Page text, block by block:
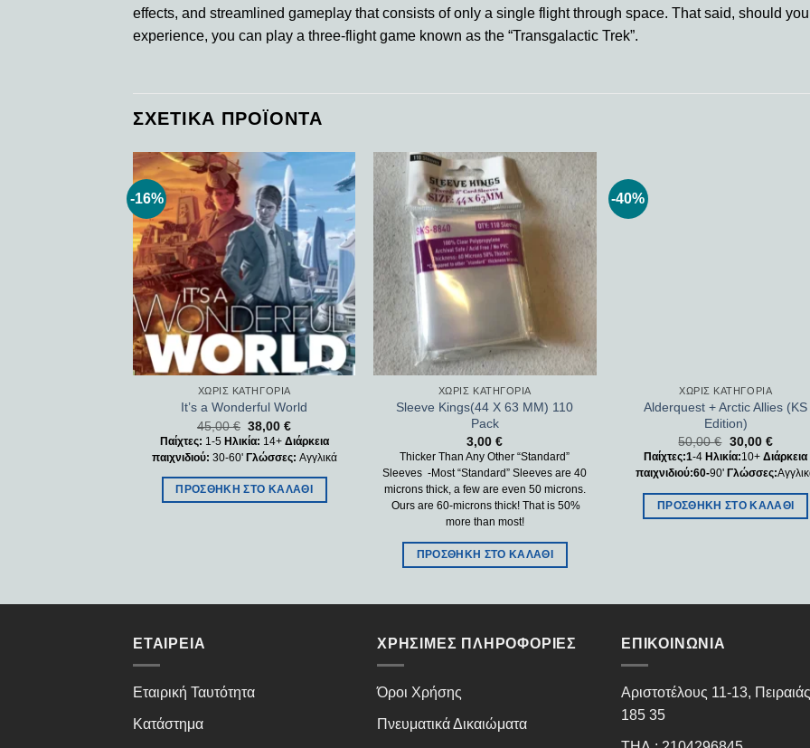
effects, and streamlined gameplay that consists of only a single flight through space. That said, should
experience, you can play a three-flight game known as the “Transgalactic Trek”.
ΣΧΕΤΙΚΆ ΠΡΟΪΌΝΤΑ
-16%
Add to
wishlist
ΧΩΡΊΣ ΚΑΤΗΓΟΡΊΑ
It’s a Wonderful World
45,00€ 38,00€
Παίχτες: 1-5 Ηλικία: 14+ Διάρκεια
παιχνιδιού: 30-60' Γλώσσες: Αγγλικά
ΠΡΟΣΘΉΚΗ ΣΤΟ ΚΑΛΆΘΙ
Add to
wishlist
ΧΩΡΊΣ ΚΑΤΗΓΟΡΊΑ
Sleeve Kings(44 X 63 MM) 110
Pack
3,00€
Thicker Than Any Other “Standard”
Sleeves -Most “Standard” Sleeves are 40
microns thick, a few are even 50 microns.
Ours are 60-microns thick! That is 50%
more than most!
ΠΡΟΣΘΉΚΗ ΣΤΟ ΚΑΛΆΘΙ
-40%
ΧΩΡΊΣ ΚΑΤΗΓΟΡΊΑ
Alderquest + Arctic Allies (KS
Edition)
50,00€ 30,00 €
Παίχτες:1-4 Ηλικία:10+Διάρκεια
παιχνιδιού:60-90' Γλώσσες:
ΠΡΟΣΘΉΚΗ ΣΤΟ ΚΑΛΆΘΙ
ΕΤΑΙΡΕΊΑ
Εταιρική Ταυτότητα
Κατάστημα
ΧΡΉΣΙΜΕΣ ΠΛΗΡΟΦΟΡΊΕΣ
Όροι Χρήσης
Πνευματικά Δικαιώματα
ΕΠΙΚΟΙΝΩΝΊΑ
Αριστοτέλους 11-13, Πειραιάς
185 35